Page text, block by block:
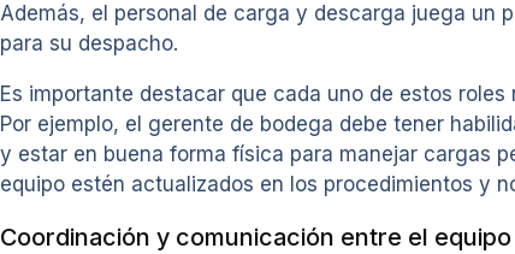
Además, el personal de carga y descarga juega un
para su despacho.
Es importante destacar que cada uno de estos
Por ejemplo, el gerente de bodega debe tener
y estar en buena forma física para manejar cargas
equipo estén actualizados en los procedimientos y
Coordinación y comunicación entre el equipo